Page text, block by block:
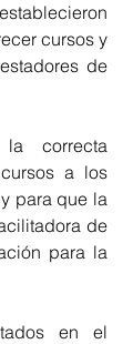
cursos y
de
correcta
a los
para que la
de
para la
en el